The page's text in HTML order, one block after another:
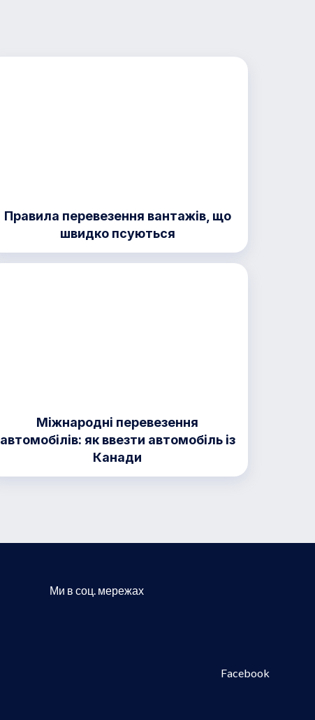
Правила перевезення вантажів, що
швидко псуються
Міжнародні перевезення
автомобілів: як ввезти автомобіль із
Канади
Ми в соц. мережах
Facebook